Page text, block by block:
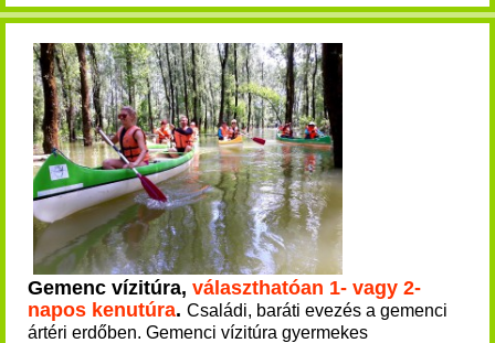
Gemenc vízitúra, választhatóan 1- vagy 2-
napos kenutúra. Családi, baráti evezés a gemenci
ártéri erdőben. Gemenci vízitúra gyermekes